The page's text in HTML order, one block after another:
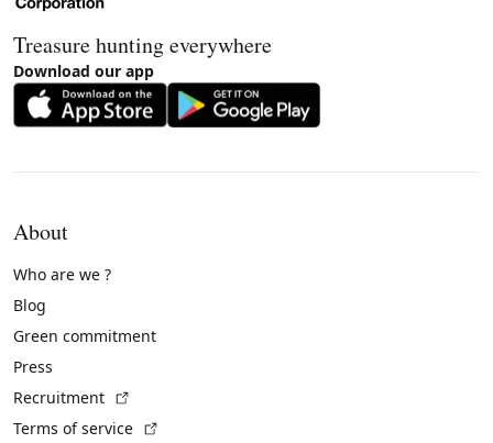
Treasure hunting everywhere
Download our app
About
Who are we ?
Blog
Green commitment
Press
Recruitment
Terms of service